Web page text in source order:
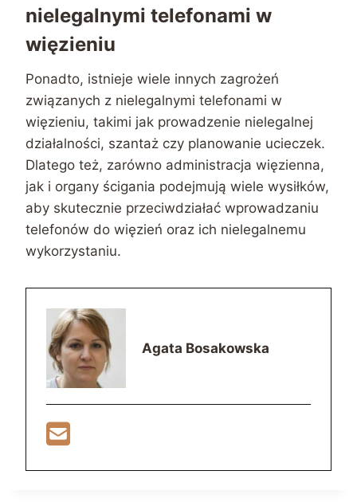
nielegalnymi telefonami w
więzieniu
Ponadto, istnieje wiele innych zagrożeń
związanych z nielegalnymi telefonami w
więzieniu, takimi jak prowadzenie nielegalnej
działalności, szantaż czy planowanie ucieczek.
Dlatego też, zarówno administracja więzienna,
jak i organy ścigania podejmują wiele wysiłków,
aby skutecznie przeciwdziałać wprowadzaniu
telefonów do więzień oraz ich nielegalnemu
wykorzystaniu.
Agata Bosakowska